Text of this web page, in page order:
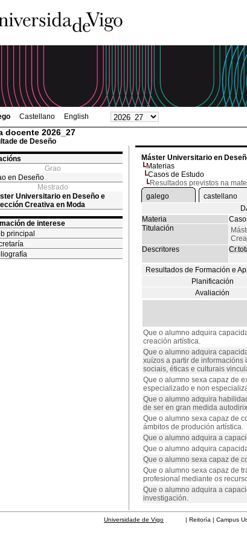
Castellano English
docente 2026_27
de Deseño
Grao
en Deseño
Mestrado
Universitario en Deseño e
Creativa en Moda
de interese
principal
Máster Universitario en
Materias
Casos de Estudo
Resultados previstos na
galego
castellano
Materia
Titulación
Descritores
Resultados de Formación e
Planificación
Avaliación
Que o alumno adquira
creación artística.
Que o alumno adquira
xuízos a partir de
sociais, éticas e culturais
Que o alumno sexa capaz de
especializado e non
Que o alumno adquira
de ser en gran medida
Que o alumno sexa capaz de
ámbitos de produción artística.
Que o alumno adquira a
Que o alumno adquira
Que o alumno sexa capaz de
Que o alumno sexa capaz de
profesional mediante os
Que o alumno adquira a
investigación.
Universidade de Vigo | Reitoría | Campus